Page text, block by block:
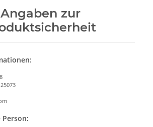
Angaben zur